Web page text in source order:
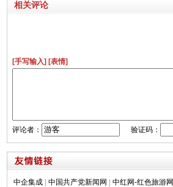
相关评论
[手写输入] [表情]
评论者： 验证码：
中企集成 中国共产党新闻网 中红网-红色旅游网